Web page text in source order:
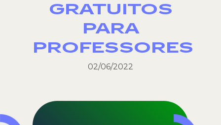
GRATUITOS
PARA
PROFESSORES
02/06/2022